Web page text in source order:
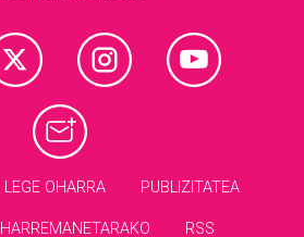
LEGE OHARRA PUBLIZITATEA
HARREMANETARAKO RSS